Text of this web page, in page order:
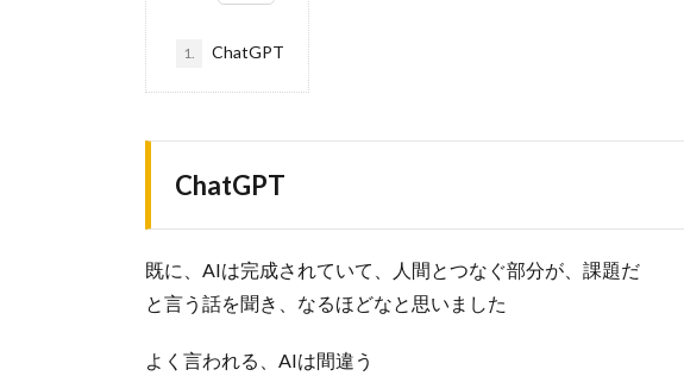
1. ChatGPT
ChatGPT
既に、AIは完成されていて、人間とつなぐ部分が、課題だ
と言う話を聞き、なるほどなと思いました
よく言われる、AIは間違う